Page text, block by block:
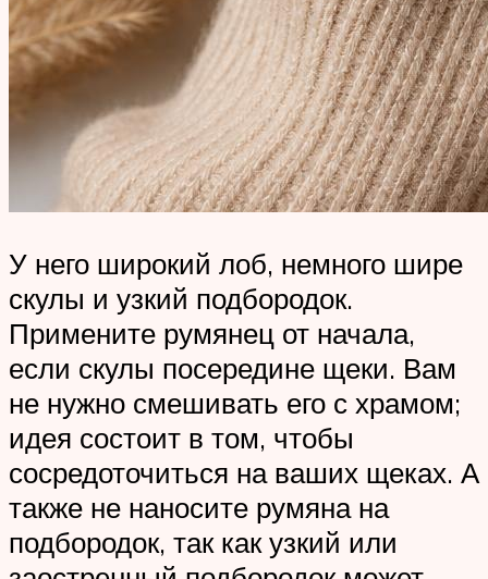
У него широкий лоб, немного шире
скулы и узкий подбородок.
Примените румянец от начала,
если скулы посередине щеки. Вам
не нужно смешивать его с храмом;
идея состоит в том, чтобы
сосредоточиться на ваших щеках. А
также не наносите румяна на
подбородок, так как узкий или